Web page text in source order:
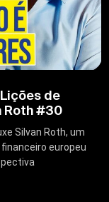
de
Roth #30
Silvan Roth, um
europeu